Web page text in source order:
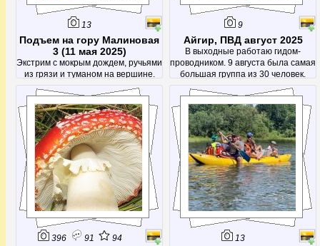
13
Подъем на гору Малиновая
3 (11 мая 2025)
Экстрим с мокрым дождем, ручьями
из грязи и туманом на вершине.
После этой поездки было решено
посетить Малиновую еще раз -
чтоб кроме тумана увидеть
красоты с вершины)
9
Айгир, ПВД август 2025
В выходные работаю гидом-
проводником. 9 августа была самая
большая группа из 30 человек.
Было весело)
396 91 94 13